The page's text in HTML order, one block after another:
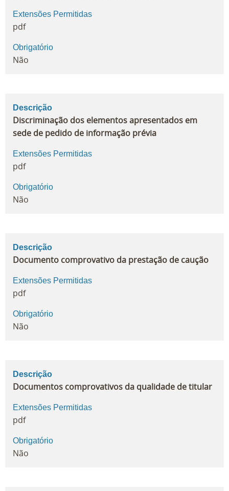
Extensões Permitidas
pdf
Obrigatório
Não
Descrição
Discriminação dos elementos apresentados em
sede de pedido de informação prévia
Extensões Permitidas
pdf
Obrigatório
Não
Descrição
Documento comprovativo da prestação de caução
Extensões Permitidas
pdf
Obrigatório
Não
Descrição
Documentos comprovativos da qualidade de titular
Extensões Permitidas
pdf
Obrigatório
Não